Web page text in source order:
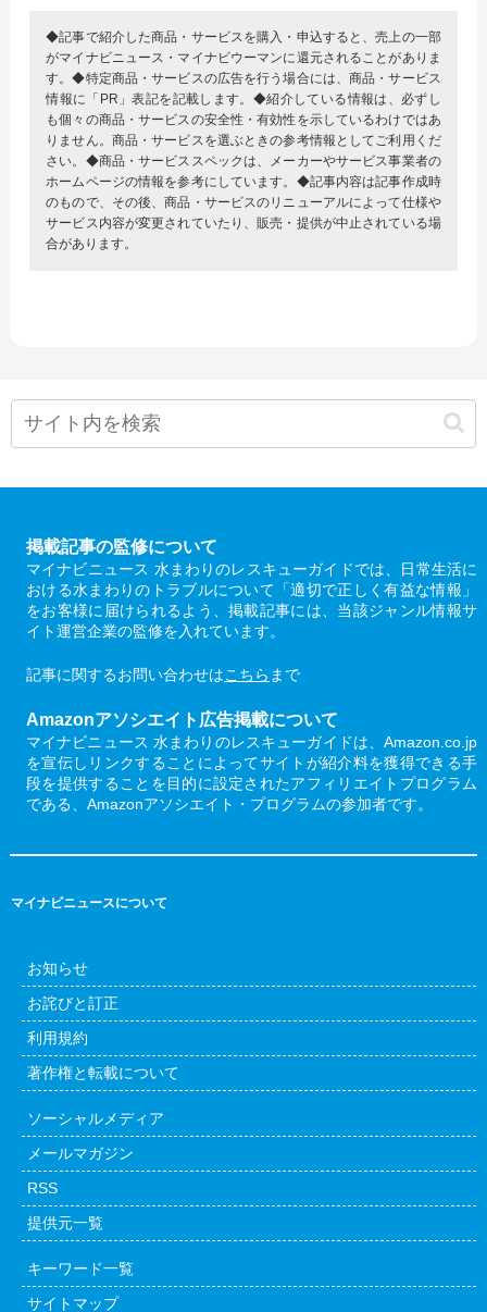
◆記事で紹介した商品・サービスを購入・申込すると、売上の一部
がマイナビニュース・マイナビウーマンに還元されることがありま
す。◆特定商品・サービスの広告を行う場合には、商品・サービス
情報に「PR」表記を記載します。◆紹介している情報は、必ずし
も個々の商品・サービスの安全性・有効性を示しているわけではあ
りません。商品・サービスを選ぶときの参考情報としてご利用くだ
さい。◆商品・サービススペックは、メーカーやサービス事業者の
ホームページの情報を参考にしています。◆記事内容は記事作成時
のもので、その後、商品・サービスのリニューアルによって仕様や
サービス内容が変更されていたり、販売・提供が中止されている場
合があります。
掲載記事の監修について
マイナビニュース 水まわりのレスキューガイドでは、日常生活に
おける水まわりのトラブルについて「適切で正しく有益な情報」
をお客様に届けられるよう、掲載記事には、当該ジャンル情報サ
イト運営企業の監修を入れています。
記事に関するお問い合わせはこちら まで
Amazonアソシエイト広告掲載について
マイナビニュース 水まわりのレスキューガイドは、Amazon.co.jp
を宣伝しリンクすることによってサイトが紹介料を獲得できる手
段を提供することを目的に設定されたアフィリエイトプログラム
である、Amazonアソシエイト・プログラムの参加者です。
マイナビニュースについて
お知らせ
お詫びと訂正
利用規約
著作権と転載について
ソーシャルメディア
メールマガジン
RSS
提供元一覧
キーワード一覧
サイトマップ